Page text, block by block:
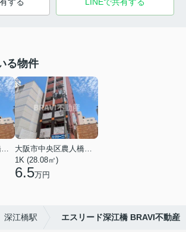
る物件
1K (28.08㎡)
6.5万円
深江橋駅 エスリード深江橋 BRAVI不動産